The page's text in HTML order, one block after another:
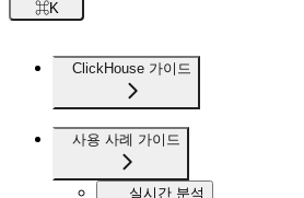
⌘K
ClickHouse 가이드
사용 사례 가이드
실시간 분석